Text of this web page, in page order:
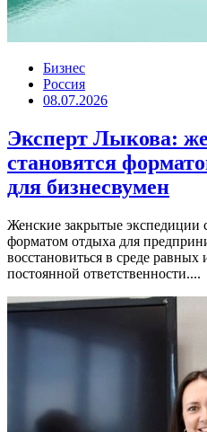
Бизнес
Россия
08.07.2026
Эксперт Лыкова:
становятся
для бизнесвумен
Женские закрытые экспедиции
форматом отдыха для
восстановиться в среде
постоянной ответственности....